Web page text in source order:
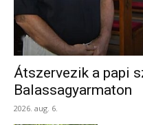
Átszervezik a papi
Balassagyarmaton
2026. aug. 6.